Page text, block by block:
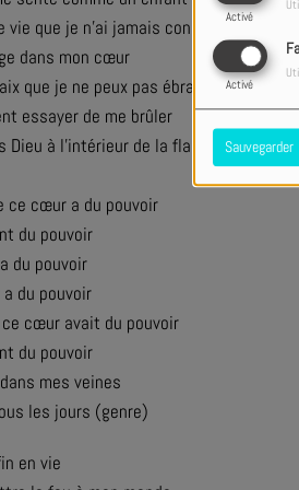
Activé
Activé
Sauvegarder
vie que je n'ai jamais connue
dans mon cœur
que je ne peux pas ébranler
essayer de me brûler
Dieu à l'intérieur de la flamme
ce cœur a du pouvoir
du pouvoir
du pouvoir
du pouvoir
cœur avait du pouvoir
du pouvoir
mes veines
les jours (genre)
en vie